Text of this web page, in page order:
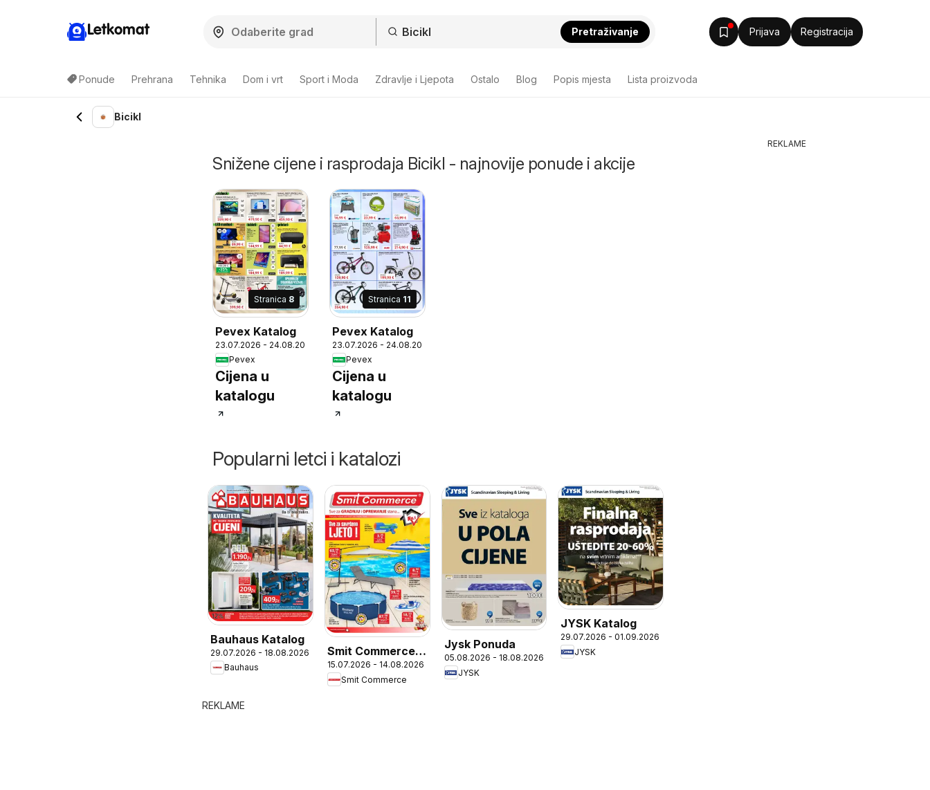
Letkomat Pretraživanje Prijava Registracija
Ponude Prehrana Tehnika Dom i vrt Sport i Moda Zdravlje i Ljepota Ostalo Blog Popis mjesta Lista proizvoda
Bicikl
Snižene cijene i rasprodaja Bicikl - najnovije ponude i akcije
Stranica 8
Pevex Katalog
23.07.2026 - 24.08.2026
Pevex
Cijena u
katalogu
Stranica 11
Pevex Katalog
23.07.2026 - 24.08.2026
Pevex
Cijena u
katalogu
Popularni letci i katalozi
Bauhaus Katalog
29.07.2026 - 18.08.2026
Bauhaus
Smit Commerce
Katalog
15.07.2026 - 14.08.2026
Smit Commerce
Jysk Ponuda
05.08.2026 - 18.08.2026
JYSK
JYSK Katalog
29.07.2026 - 01.09.2026
JYSK
REKLAME
REKLAME